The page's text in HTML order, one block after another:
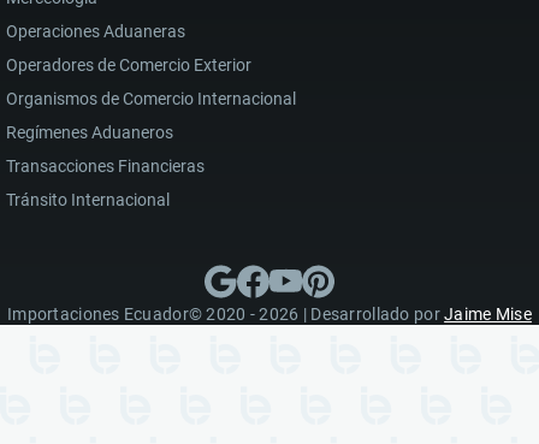
Operaciones Aduaneras
Operadores de Comercio Exterior
Organismos de Comercio Internacional
Regímenes Aduaneros
Transacciones Financieras
Tránsito Internacional
Importaciones Ecuador© 2020 - 2026 | Desarrollado porJaime Mise